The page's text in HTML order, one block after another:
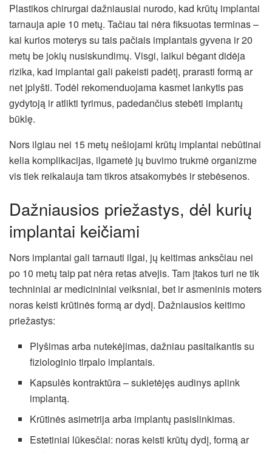
Plastikos chirurgai dažniausiai nurodo, kad krūtų implantai
tarnauja apie 10 metų. Tačiau tai nėra fiksuotas terminas –
kai kurios moterys su tais pačiais implantais gyvena ir 20
metų be jokių nusiskundimų. Visgi, laikui bėgant didėja
rizika, kad implantai gali pakeisti padėtį, prarasti formą ar
net įplyšti. Todėl rekomenduojama kasmet lankytis pas
gydytoją ir atlikti tyrimus, padedančius stebėti implantų
būklę.
Nors ilgiau nei 15 metų nešiojami krūtų implantai nebūtinai
kelia komplikacijas, ilgametė jų buvimo trukmė organizme
vis tiek reikalauja tam tikros atsakomybės ir stebėsenos.
Dažniausios priežastys, dėl kurių
implantai keičiami
Nors implantai gali tarnauti ilgai, jų keitimas anksčiau nei
po 10 metų taip pat nėra retas atvejis. Tam įtakos turi ne tik
techniniai ar medicininiai veiksniai, bet ir asmeninis moters
noras keisti krūtinės formą ar dydį. Dažniausios keitimo
priežastys:
Plyšimas arba nutekėjimas, dažniau pasitaikantis su
fiziologinio tirpalo implantais.
Kapsulės kontraktūra – sukietėjęs audinys aplink
implantą.
Krūtinės asimetrija arba implantų pasislinkimas.
Estetiniai lūkesčiai: noras keisti krūtų dydį, formą ar